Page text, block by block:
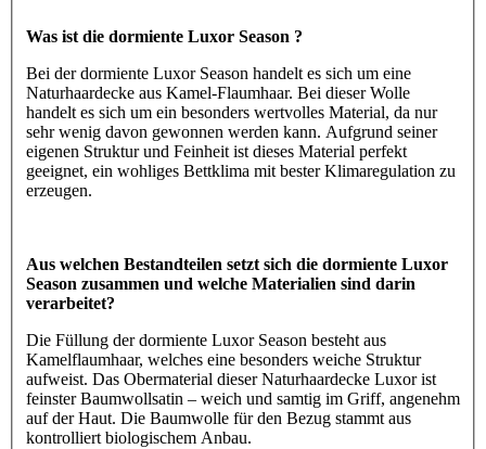
Was ist die dormiente Luxor Season ?
Bei der dormiente Luxor Season handelt es sich um eine
Naturhaardecke aus Kamel-Flaumhaar. Bei dieser Wolle
handelt es sich um ein besonders wertvolles Material, da nur
sehr wenig davon gewonnen werden kann. Aufgrund seiner
eigenen Struktur und Feinheit ist dieses Material perfekt
geeignet, ein wohliges Bettklima mit bester Klimaregulation zu
erzeugen.
Aus welchen Bestandteilen setzt sich die dormiente Luxor
Season zusammen und welche Materialien sind darin
verarbeitet?
Die Füllung der dormiente Luxor Season besteht aus
Kamelflaumhaar, welches eine besonders weiche Struktur
aufweist. Das Obermaterial dieser Naturhaardecke Luxor ist
feinster Baumwollsatin – weich und samtig im Griff, angenehm
auf der Haut. Die Baumwolle für den Bezug stammt aus
kontrolliert biologischem Anbau.